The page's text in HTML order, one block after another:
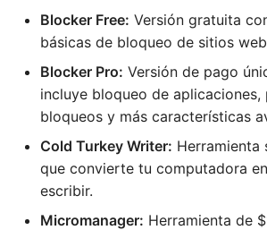
Blocker Free: Versión gratuita
básicas de bloqueo de sitios
Blocker Pro: Versión de pago
incluye bloqueo de
bloqueos y más características
Cold Turkey Writer: Herramienta
que convierte tu computadora
escribir.
Micromanager: Herramienta de